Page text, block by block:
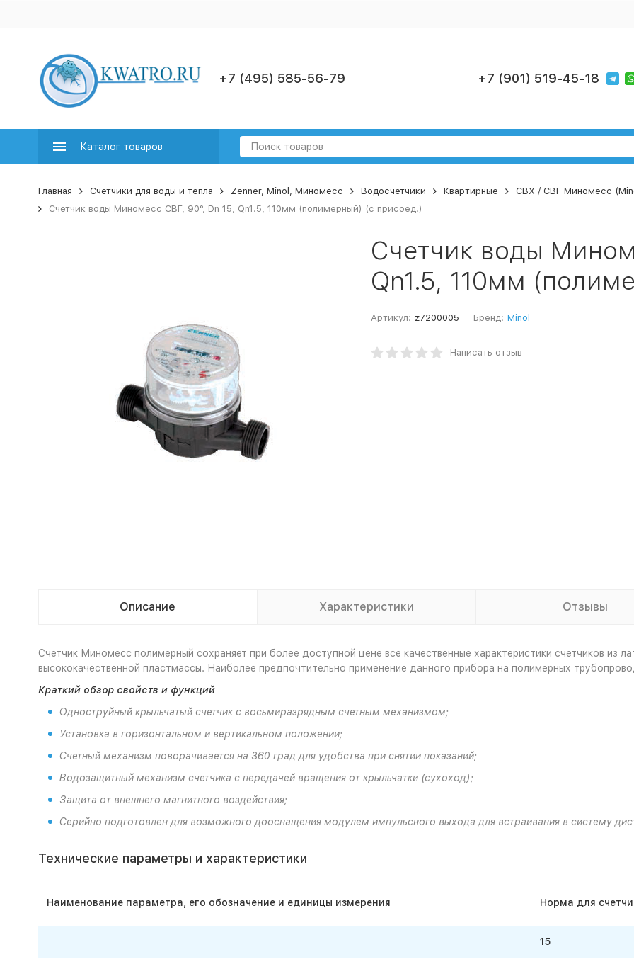
+7 (495) 585-56-79 +7 (901) 519-45-18
Каталог товаров
Главная Счётчики для воды и тепла Zenner, Minol, Миномесс Водосчетчики Квартирные
СВХ / СВГ Миномесс
Счетчик воды Миномесс СВГ, 90°, Dn 15, Qn1.5, 110мм (полимерный) (с присоед.)
Счетчик воды
Qn1.5, 110мм
Артикул: z7200005 Бренд: Minol
Написать отзыв
Описание Характеристики Отзывы
Счетчик Миномесс полимерный сохраняет при более доступной цене все качественные характеристики счетчиков из
высококачественной пластмассы. Наиболее предпочтительно применение данного прибора на полимерных
Краткий обзор свойств и функций
Одноструйный крыльчатый счетчик с восьмиразрядным счетным механизмом;
Установка в горизонтальном и вертикальном положении;
Счетный механизм поворачивается на 360 град для удобства при снятии показаний;
Водозащитный механизм счетчика с передачей вращения от крыльчатки (сухоход);
Защита от внешнего магнитного воздействия;
Серийно подготовлен для возможного дооснащения модулем импульсного выхода для встраивания в систему
Технические параметры и характеристики
Наименование параметра, его обозначение и единицы измерения Норма для
15